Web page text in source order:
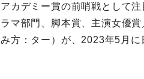
アカデミー賞の前哨戦として
ラマ部門、脚本賞、主演女優
み方：ター）が、2023年5月に